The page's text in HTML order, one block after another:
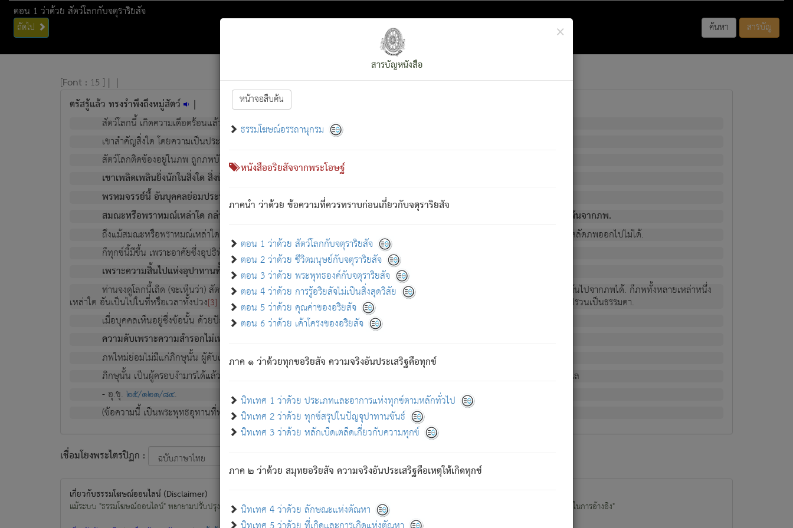
ตอน 1 ว่าด้วย สัตว์โลกกับจตุราริยสัจ
ถัดไป ค้นหา สารบัญ
×
สารบัญหนังสือ
หน้าจอสืบค้น
ธรรมโฆษณ์อรรถานุกรม
หนังสืออริยสัจจากพระโอษฐ์
ภาคนำ ว่าด้วย ข้อความที่ควรทราบก่อนเกี่ยวกับจตุราริยสัจ
ตอน 1 ว่าด้วย สัตว์โลกกับจตุราริยสัจ
ตอน 2 ว่าด้วย ชีวิตมนุษย์กับจตุราริยสัจ
ตอน 3 ว่าด้วย พระพุทธองค์กับจตุราริยสัจ
ตอน 4 ว่าด้วย การรู้อริยสัจไม่เป็นสิ่งสุดวิสัย
ตอน 5 ว่าด้วย คุณค่าของอริยสัจ
ตอน 6 ว่าด้วย เค้าโครงของอริยสัจ
ภาค ๑ ว่าด้วยทุกขอริยสัจ ความจริงอันประเสริฐคือทุกข์
นิทเทศ 1 ว่าด้วย ประเภทและอาการแห่งทุกข์ตามหลักทั่วไป
นิทเทศ 2 ว่าด้วย ทุกข์สรุปในปัญจุปาทานขันธ์
นิทเทศ 3 ว่าด้วย หลักเบ็ดเตล็ดเกี่ยวกับความทุกข์
ภาค ๒ ว่าด้วย สมุทยอริยสัจ ความจริงอันประเสริฐคือเหตุให้เกิดทุกข์
นิทเทศ 4 ว่าด้วย ลักษณะแห่งตัณหา
[Font : 15 ] | |
ตรัสรู้แล้ว ทรงรำพึงถึงหมู่สัตว์ |
สัตว์โลกนี้ เกิดความเดือดร้อนแล้ว มีผัสสะบังหน้า[1]ย่อมกล่าวซึ่งโรค (ความเสียดแทง) นั้นโดยความเป็นตัวเป็นตน
เขาสำคัญสิ่งใด โดยความเป็นประการใด แต่สิ่งนั้นย่อมเป็น (ตามที่เป็นจริง) โดยประการอื่นจากที่เขาสำคัญนั้น
สัตว์โลกติดข้องอยู่ในภพ ถูกภพบังหน้าแล้ว มีภพโดยความเป็นอย่างอื่น (จากที่มันเป็นอยู่จริง) จึงได้เพลิดเพลินยิ่งนักในภพนั้น
เขาเพลิดเพลินยิ่งนักในสิ่งใด สิ่งนั้นเป็นภัย (ที่เขาไม่รู้จัก) : เขากลัวต่อสิ่งใดสิ่งนั้นเป็นทุกข์
พรหมจรรย์นี้ อันบุคคลย่อมประพฤติ ก็เพื่อการละขาดซึ่งภพ.
สมณะหรือพราหมณ์เหล่าใด กล่าวความหลุดพ้นจากภพว่ามีได้เพราะภพ เรากล่าวว่า สมณะหรือพราหมณ์ทั้งปวงนั้น มิใช่ผู้หลดพ้นจากภพ.
ถึงแม้สมณะหรือพราหมณ์เหล่าใด กล่าวความออกไปได้จากภพ ว่ามีได้เพราะวิภพ[2]
: เรากล่าวว่า สมณะหรือพราหมณ์ทั้งปวงนั้น ก็ยังสลัดภพออกไปไม่ได้.
ก็ทุกข์นี้มีขึ้น เพราะอาศัยซึ่งอุปธิทั้งปวง.
เพราะความสิ้นไปแห่งอุปาทานทั้งปวง ความเกิดขึ้นแห่งทุกข์จึงไม่มี.
ท่านจงดูโลกนี้เถิด (จะเห็นว่า) สัตว์ทั้งหลายอันอวิชาหนาแน่นบังหนาแล้ว; และว่า สัตว์ผู้ยินดีในภพอันเป็นแล้วนั้น ย่อมไม่เป็นผู้หลุดพ้นไปจากภพได้. ก็ภพทั้งหลายเหล่าหนึ่ง
เหล่าใด อันเป็นไปในที่หรือเวลาทั้งปวง[3] เพื่อความมีแห่งประโยชน์โดยประการทั้งปวง; ภพทั้งหลายทั้งหมดนั้น ไม่เที่ยง เป็นทุกข์ มีความแปรปรวนเป็นธรรมดา.
เมื่อบุคคลเห็นอยู่ซึ่งข้อนั้น ด้วยปัญญาอันชอบตามที่เป็นจริงอย่างนี้อยู่; เขาย่อมละภวตัณหาได้ และไม่เพลิดเพลินวิภวตัณหาด้วย.
ความดับเพราะความสำรอกไม่เหลือ (แห่งภพทั้งหลาย) เพราะความสิ้นไปแห่งตัณหาโดยประการทั้งปวง นั้นคือนิพพาน.
ภพใหม่ย่อมไม่มีแก่ภิกษุนั้น ผู้ดับเย็นสนิทแล้ว เพราะไม่มีความยึดมั่น
ภิกษุนั้น เป็นผู้ครอบงำมารได้แล้ว ชนะสงครามแล้ว ก้าวล่วงภพทั้งหลายทั้งปวงได้แล้ว เป็นผู้คงที่ (คือไม่เปลี่ยนแปลงอีกต่อไป). ดังนี้แล
- อุ.ขุ.๒๕/๑๒๑/๘๔.
(ข้อความนี้ เป็นพระพุทธอุทานที่ทรงเปล่งออก ที่โคนต้นโพธิ์เป็นที่ตรัสรู้ เมื่อตรัสรู้แล้วได้ 7 วัน)
เชื่อมโยงพระไตรปิฏก :
เกี่ยวกับธรรมโฆษณ์ออนไลน์ (Disclaimer)
แม้ระบบ "ธรรมโฆษณ์ออนไลน์" พยายามปรับปรุงข้อมูลให้ถูกต้องมากที่สุด ผู้ศึกษาก็พึงตรวจสอบกับตัวเล่มหนังสือต้นฉบับ ที่มีการพิมพ์ครั้งล่าสุด ก่อนนำข้อมูลไปใช้ในการอ้างอิง"